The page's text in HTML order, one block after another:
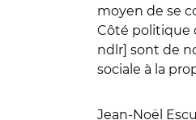
moyen de se
Côté politique
ndlr] sont de
sociale à la
Jean-Noël